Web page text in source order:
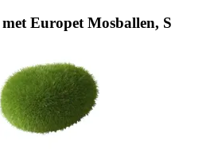
Europet Mosballen, S